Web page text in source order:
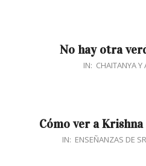
No hay otra
IN: CHAITANYA Y
Cómo ver a
IN: ENSEÑANZAS DE